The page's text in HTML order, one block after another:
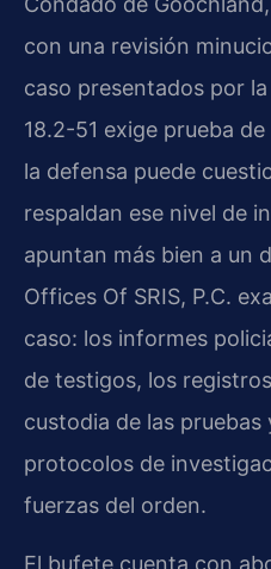
con una revisión
caso presentados por
18.2-51 exige prueba
la defensa puede
respaldan ese nivel de
apuntan más bien a un
Offices Of SRIS, P.C.
caso: los informes
de testigos, los
custodia de las
protocolos de
fuerzas del orden.
El bufete cuenta con